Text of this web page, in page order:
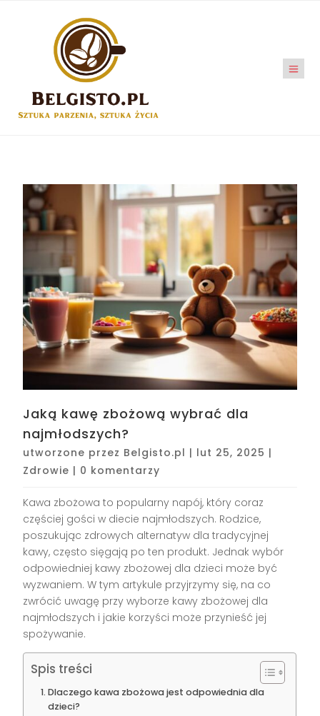
Jaką kawę zbożową wybrać dla
najmłodszych?
utworzone przez Belgisto.pl | lut 25, 2025 |
Zdrowie | 0 komentarzy
Kawa zbożowa to popularny napój, który coraz
częściej gości w diecie najmłodszych. Rodzice,
poszukując zdrowych alternatyw dla tradycyjnej
kawy, często sięgają po ten produkt. Jednak wybór
odpowiedniej kawy zbożowej dla dzieci może być
wyzwaniem. W tym artykule przyjrzymy się, na co
zwrócić uwagę przy wyborze kawy zbożowej dla
najmłodszych i jakie korzyści może przynieść jej
spożywanie.
Spis treści
Dlaczego kawa zbożowa jest odpowiednia dla
dzieci?